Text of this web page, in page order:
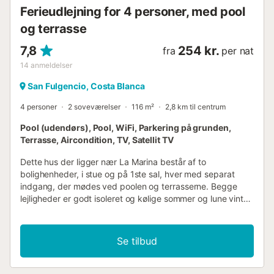
Ferieudlejning for 4 personer, med pool
og terrasse
7,8
14 anmeldelser
fra 254 kr. per nat
San Fulgencio, Costa Blanca
4 personer 2 soveværelser 116 m² 2,8 km til centrum
Pool (udendørs), Pool, WiFi, Parkering på grunden,
Terrasse, Aircondition, TV, Satellit TV
Dette hus der ligger nær La Marina består af to
bolighenheder, i stue og på 1ste sal, hver med separat
indgang, der mødes ved poolen og terrasserne. Begge
lejligheder er godt isoleret og kølige sommer og lune vinter.
restauranter. Der er pendlerbus til stranden, så I behøver
ikke bil. På markedspladsen kan I onsdag og søndag købe
friske lokale produkter til meget rimelige priser. Selvom
jeres husdyr er meget velkomne i dette feriehus, så beder
Se tilbud